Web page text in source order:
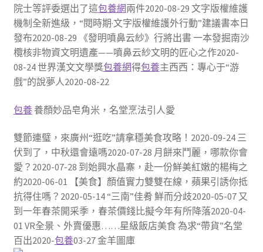
院士等評委選出了這包養網兩件2020-08-29 文字版權維護
機制全新進級，“閱時期·文字版權維護外行動”建議書本日
發布2020-08-29 《發明噴鼻云紗》行將出書 一本發掘南沙
欖核非物資文明遺產——噴鼻云紗文明的匠心之作2020-
08-24 世界漢文文學獎包養網得包養主西西：專心于“游
戲”的說夢人2020-08-22
包養養顏妙品皂角米，名堂烹法引人愛
雙節連璧，來廣州“逛吃”請拿穩美食攻略！2020-09-24 三
伏到了，中秋還會遠嗎2020-07-28 月餅來鬥麗，哪款你會
愛？2020-07-28 到始興水晶寨，赴一份鮮美紅嫩的楊梅之
約2020-06-01 【美食】顏值實力雙雙在線，蘋果引誘你抵
抗得住嗎？2020-05-14 “三南”佳肴 鮮而分歧2020-05-07 又
到一年春茶開采季，春茶價錢比擬今年有所降落2020-04-
01 VR全景、外賣優惠……星級飯店美食 為求“帶貨”名堂
百出2020-包養03-27 金羊圖庫